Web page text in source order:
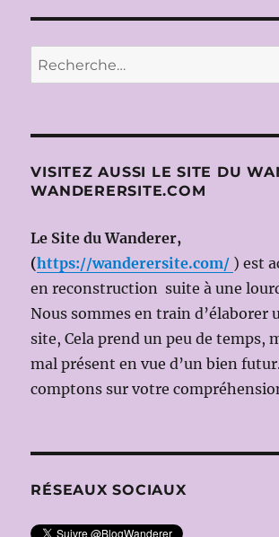
Recherche
pour :
VISITEZ AUSSI LE SITE DU
WANDERERSITE.COM
Le Site du Wanderer,
(https://wanderersite.com/ ) est
en reconstruction suite à une
Nous sommes en train d’élaborer
site, Cela prend un peu de temps,
mal présent en vue d’un bien
comptons sur votre
RÉSEAUX SOCIAUX